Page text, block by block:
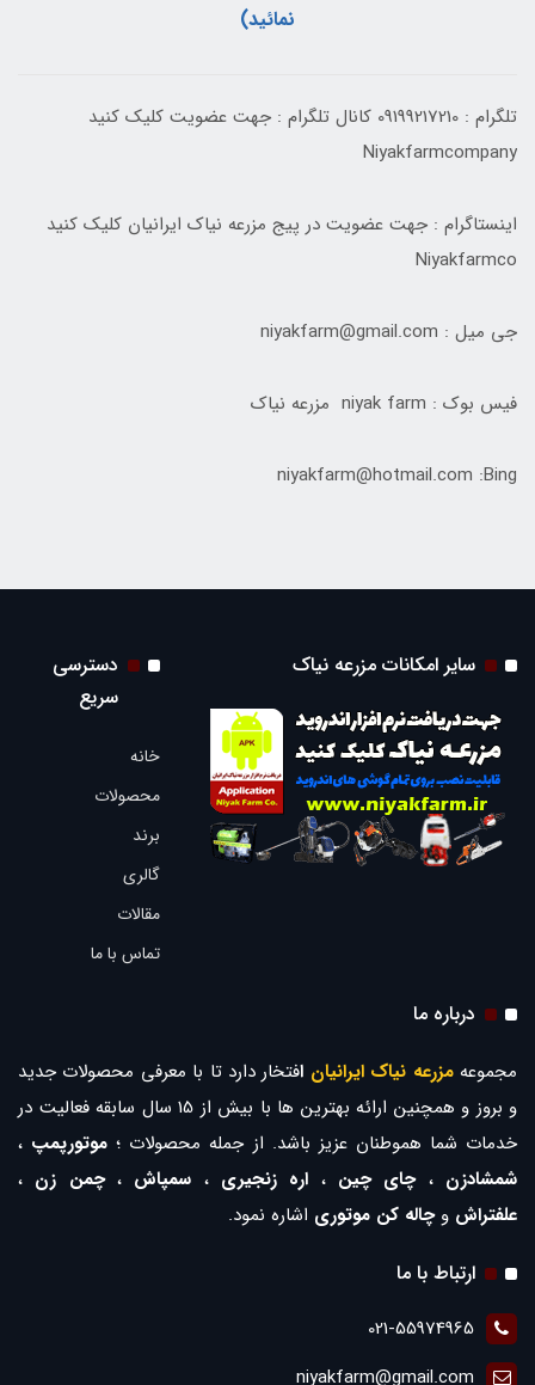
نمائید)
تلگرام : 09199217210 کانال تلگرام : جهت عضویت کلیک کنید
Niyakfarmcompany
اینستاگرام : جهت عضویت در پیج مزرعه نیاک ایرانیان کلیک کنید
Niyakfarmco
جی میل : niyakfarm@gmail.com
فیس بوک : niyak farm مزرعه نیاک
niyakfarm@hotmail.com :Bing
سایر امکانات مزرعه نیاک
دسترسی
سریع
خانه
محصولات
برند
گالری
مقالات
تماس با ما
درباره ما
مجموعهمزرعه نیاک ایرانیان افتخار دارد تا با معرفی محصولات جدید
و بروز و همچنین ارائه بهترین ها با بیش از 15 سال سابقه فعالیت در
خدمات شما هموطنان عزیز باشد. از جمله محصولات ؛ موتورپمپ ،
شمشادزن ،چای چین ، اره زنجیری ، سمپاش ،چمن زن ،
علفتراش وچاله کن موتوری اشاره نمود.
ارتباط با ما
021-55974965
niyakfarm@gmail.com